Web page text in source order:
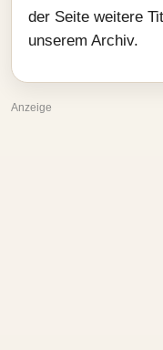
der Seite weitere
unserem Archiv.
Anzeige